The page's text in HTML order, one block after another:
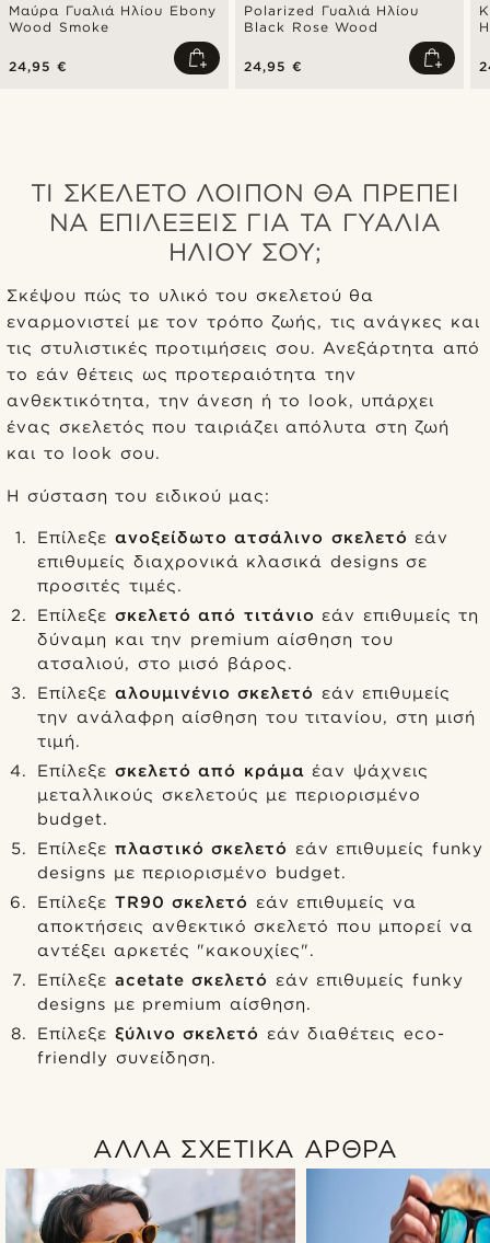
Μαύρα Γυαλιά Ηλίου Εbony
Wood Smoke
24,95 €
Polarized Γυαλιά Ηλίου
Black Rose Wood
24,95 €
ΤΙ ΣΚΕΛΕΤΌ ΛΟΙΠΌΝ ΘΑ ΠΡΈΠΕΙ
ΝΑ ΕΠΙΛΈΞΕΙΣ ΓΙΑ ΤΑ ΓΥΑΛΙΆ
ΗΛΊΟΥ ΣΟΥ;
Σκέψου πώς το υλικό του σκελετού θα
εναρμονιστεί με τον τρόπο ζωής, τις ανάγκες και
τις στυλιστικές προτιμήσεις σου. Ανεξάρτητα από
το εάν θέτεις ως προτεραιότητα την
ανθεκτικότητα, την άνεση ή το look, υπάρχει
ένας σκελετός που ταιριάζει απόλυτα στη ζωή
και το look σου.
Η σύσταση του ειδικού μας:
Επίλεξε ανοξείδωτο ατσάλινο σκελετό εάν
επιθυμείς διαχρονικά κλασικά designs σε
προσιτές τιμές.
Επίλεξε σκελετό από τιτάνιο εάν επιθυμείς τη
δύναμη και την premium αίσθηση του
ατσαλιού, στο μισό βάρος.
Επίλεξε αλουμινένιο σκελετό εάν επιθυμείς
την ανάλαφρη αίσθηση του τιτανίου, στη μισή
τιμή.
Επίλεξε σκελετό από κράμα έαν ψάχνεις
μεταλλικούς σκελετούς με περιορισμένο
budget.
Επίλεξε πλαστικό σκελετό εάν επιθυμείς funky
designs με περιορισμένο budget.
Επίλεξε TR90 σκελετό εάν επιθυμείς να
αποκτήσεις ανθεκτικό σκελετό που μπορεί να
αντέξει αρκετές "κακουχίες".
Επίλεξε acetate σκελετό εάν επιθυμείς funky
designs με premium αίσθηση.
Επίλεξε ξύλινο σκελετό εάν διαθέτεις eco-
friendly συνείδηση.
ΑΛΛΑ ΣΧΕΤΙΚΑ ΑΡΘΡΑ